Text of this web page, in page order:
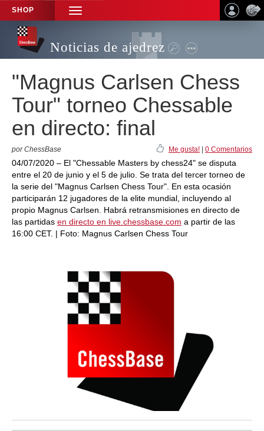
SHOP
TOGGLE
NAVIGATION
Noticias de ajedrez
"Magnus Carlsen Chess
Tour" torneo Chessable
en directo: final
por ChessBase Me gusta! 0 Comentarios
04/07/2020 – El "Chessable Masters by chess24" se disputa
entre el 20 de junio y el 5 de julio. Se trata del tercer torneo de
la serie del "Magnus Carlsen Chess Tour". En esta ocasión
participarán 12 jugadores de la elite mundial, incluyendo al
propio Magnus Carlsen. Habrá retransmisiones en directo de
las partidas en directo en live.chessbase.com a partir de las
16:00 CET. | Foto: Magnus Carlsen Chess Tour